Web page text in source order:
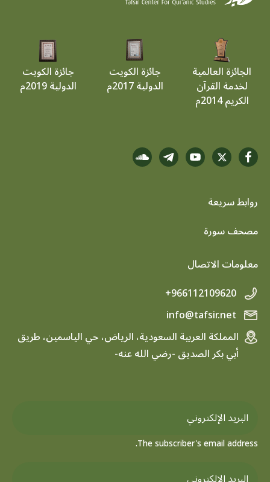
الجائزة العالمية
لخدمة القرآن
الكريم 2014م
جائزة الكويت
الدولية 2017م
جائزة الكويت
الدولية 2019م
روابط سريعة
footer menu
مصحف سورة
معلومات الاتصال
+966112109620
المملكة العربية السعودية، الرياض، حي الياسمين، طريق
أبي بكر الصديق -رضي الله عنه-
The subscriber's email address.